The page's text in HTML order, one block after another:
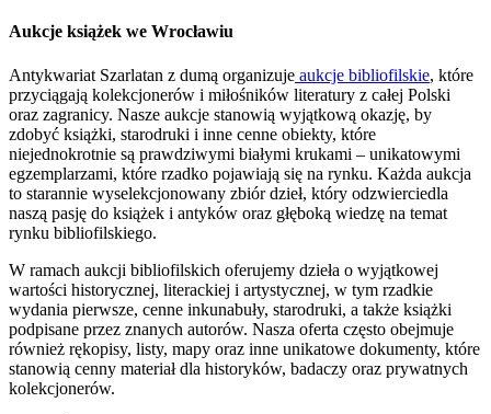
Aukcje książek we Wrocławiu
Antykwariat Szarlatan z dumą organizuje aukcje bibliofilskie, które
przyciągają kolekcjonerów i miłośników literatury z całej Polski
oraz zagranicy. Nasze aukcje stanowią wyjątkową okazję, by
zdobyć książki, starodruki i inne cenne obiekty, które
niejednokrotnie są prawdziwymi białymi krukami – unikatowymi
egzemplarzami, które rzadko pojawiają się na rynku. Każda aukcja
to starannie wyselekcjonowany zbiór dzieł, który odzwierciedla
naszą pasję do książek i antyków oraz głęboką wiedzę na temat
rynku bibliofilskiego.
W ramach aukcji bibliofilskich oferujemy dzieła o wyjątkowej
wartości historycznej, literackiej i artystycznej, w tym rzadkie
wydania pierwsze, cenne inkunabuły, starodruki, a także książki
podpisane przez znanych autorów. Nasza oferta często obejmuje
również rękopisy, listy, mapy oraz inne unikatowe dokumenty, które
stanowią cenny materiał dla historyków, badaczy oraz prywatnych
kolekcjonerów.